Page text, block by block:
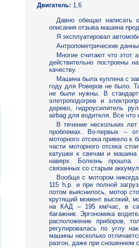
Двигатель: 1,6
Давно обещал
описания отзыва машина
Я эксплуатировал
Антропометрические
Многие считают что этот
действительно построены
качеству.
Машина была куплена с
году для Роверов не было.
не были нужны. В
элетроподогрев и
дерево, гидроусилитель
airbag для водителя. Все
В течение нескольких
проблемах. Во-первых –
моторного отсека привело к
части моторного отсека
катушки к свечам и машина
наверх. Болезнь прошла.
связанных со старым
Вообще с мотором
115 h.p. и при полной
потом выяснилось, мотор
крутящий момент высокий,
на КАД – 195 км/час, в
багажник. Эргономика
расположение приборов,
регулировалась по углу
машины несколько
разгон, даже при сношенном